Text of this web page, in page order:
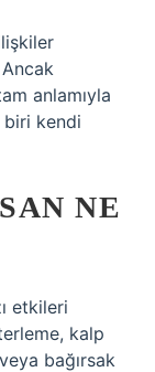
anlamıyla
biri kendi
NE
etkileri
kalp
bağırsak